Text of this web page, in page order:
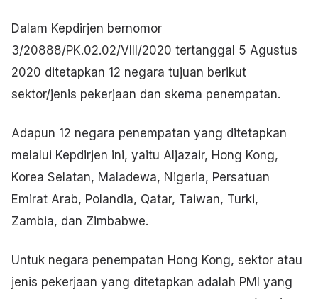
Dalam Kepdirjen bernomor
3/20888/PK.02.02/VIII/2020 tertanggal 5 Agustus
2020 ditetapkan 12 negara tujuan berikut
sektor/jenis pekerjaan dan skema penempatan.
Adapun 12 negara penempatan yang ditetapkan
melalui Kepdirjen ini, yaitu Aljazair, Hong Kong,
Korea Selatan, Maladewa, Nigeria, Persatuan
Emirat Arab, Polandia, Qatar, Taiwan, Turki,
Zambia, dan Zimbabwe.
Untuk negara penempatan Hong Kong, sektor atau
jenis pekerjaan yang ditetapkan adalah PMI yang